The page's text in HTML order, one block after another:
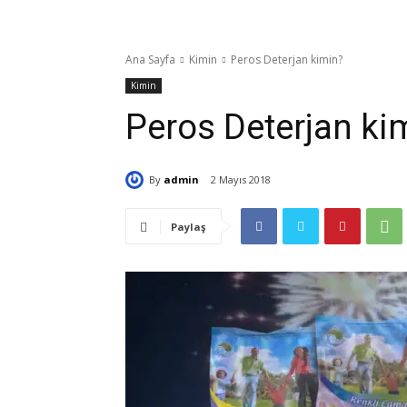
Ana Sayfa Kimin Peros Deterjan kimin?
Kimin
Peros Deterjan
By admin 2 Mayıs 2018
Paylaş